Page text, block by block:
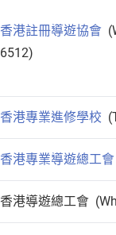
香港註冊導遊協會
6512)
香港專業進修學校
香港專業導遊總工會
香港導遊總工會